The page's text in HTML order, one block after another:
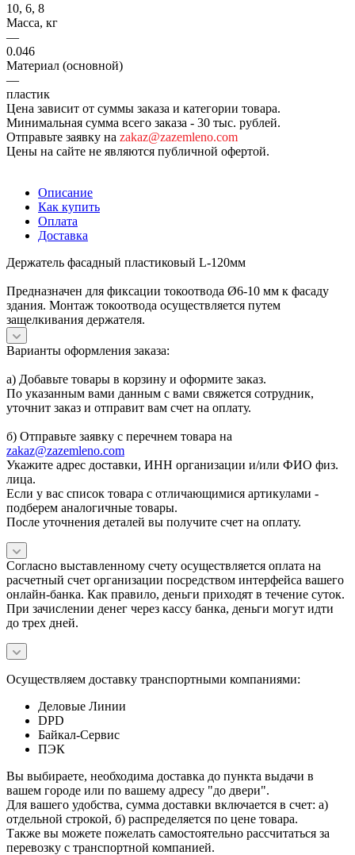
10, 6, 8
Масса, кг
—
0.046
Материал (основной)
—
пластик
Цена зависит от суммы заказа и категории товара.
Минимальная сумма всего заказа - 30 тыс. рублей.
Отправьте заявку на zakaz@zazemleno.com
Цены на сайте не являются публичной офертой.
Описание
Как купить
Оплата
Доставка
Держатель фасадный пластиковый L-120мм
Предназначен для фиксации токоотвода Ø6-10 мм к фасаду
здания. Монтаж токоотвода осуществляется путем
защелкивания держателя.
Варианты оформления заказа:
а) Добавьте товары в корзину и оформите заказ.
По указанным вами данным с вами свяжется сотрудник,
уточнит заказ и отправит вам счет на оплату.
б) Отправьте заявку с перечнем товара на
zakaz@zazemleno.com
Укажите адрес доставки, ИНН организации и/или ФИО физ.
лица.
Если у вас список товара с отличающимися артикулами -
подберем аналогичные товары.
После уточнения деталей вы получите счет на оплату.
Согласно выставленному счету осуществляется оплата на
расчетный счет организации посредством интерфейса вашего
онлайн-банка. Как правило, деньги приходят в течение суток.
При зачислении денег через кассу банка, деньги могут идти
до трех дней.
Осуществляем доставку транспортными компаниями:
Деловые Линии
DPD
Байкал-Сервис
ПЭК
Вы выбираете, необходима доставка до пункта выдачи в
вашем городе или по вашему адресу "до двери".
Для вашего удобства, сумма доставки включается в счет: а)
отдельной строкой, б) распределяется по цене товара.
Также вы можете пожелать самостоятельно рассчитаться за
перевозку с транспортной компанией.